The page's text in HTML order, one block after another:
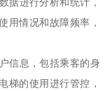
据进行分析和统计，
用情况和故障频率，
信息，包括乘客的身
梯的使用进行管控，